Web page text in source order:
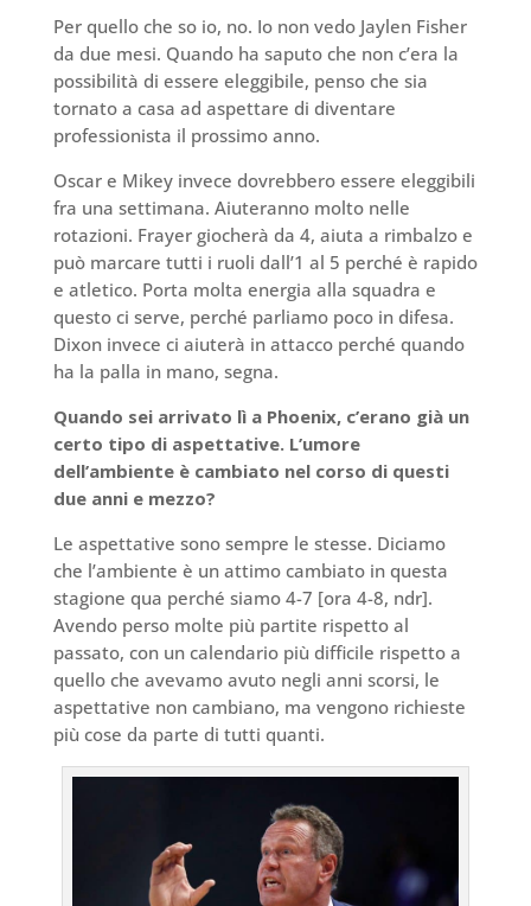
Per quello che so io, no. Io non vedo Jaylen Fisher
da due mesi. Quando ha saputo che non c’era la
possibilità di essere eleggibile, penso che sia
tornato a casa ad aspettare di diventare
professionista il prossimo anno.
Oscar e Mikey invece dovrebbero essere eleggibili
fra una settimana. Aiuteranno molto nelle
rotazioni. Frayer giocherà da 4, aiuta a rimbalzo e
può marcare tutti i ruoli dall’1 al 5 perché è rapido
e atletico. Porta molta energia alla squadra e
questo ci serve, perché parliamo poco in difesa.
Dixon invece ci aiuterà in attacco perché quando
ha la palla in mano, segna.
Quando sei arrivato lì a Phoenix, c’erano già un
certo tipo di aspettative. L’umore
dell’ambiente è cambiato nel corso di questi
due anni e mezzo?
Le aspettative sono sempre le stesse. Diciamo
che l’ambiente è un attimo cambiato in questa
stagione qua perché siamo 4-7 [ora 4-8, ndr].
Avendo perso molte più partite rispetto al
passato, con un calendario più difficile rispetto a
quello che avevamo avuto negli anni scorsi, le
aspettative non cambiano, ma vengono richieste
più cose da parte di tutti quanti.